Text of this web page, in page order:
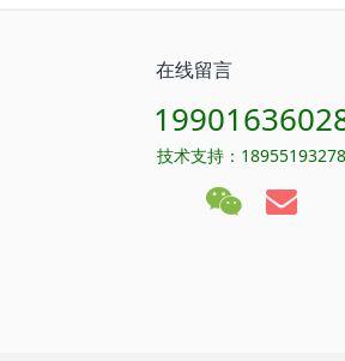
在线留言
技术支持：